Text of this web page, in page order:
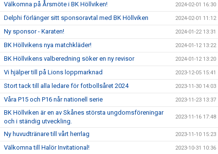
Välkomna på Årsmöte i BK Höllviken! 2024-02-01 16:30
Delphi förlänger sitt sponsoravtal med BK Höllviken 2024-02-01 11:12
Ny sponsor - Karaten! 2024-01-22 13:31
BK Höllvikens nya matchkläder! 2024-01-12 13:22
BK Höllvikens valberedning söker en ny revisor 2024-01-12 13:20
Vi hjälper till på Lions loppmarknad 2023-12-05 15:41
Stort tack till alla ledare för fotbollsåret 2024 2023-11-30 14:03
Våra P15 och P16 når nationell serie 2023-11-23 13:37
BK Höllviken är en av Skånes största ungdomsföreningar
och i ständig utveckling.
2023-11-16 17:48
Ny huvudtränare till vårt herrlag 2023-11-10 15:23
Välkomna till Halör Invitational! 2023-10-31 10:36